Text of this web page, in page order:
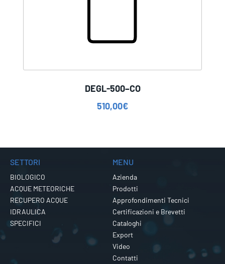
DEGL-500–CO
510,00€
SETTORI
BIOLOGICO
ACQUE METEORICHE
RECUPERO ACQUE
IDRAULICA
SPECIFICI
MENU
Azienda
Prodotti
Approfondimenti Tecnici
Certificazioni e Brevetti
Cataloghi
Export
Video
Contatti